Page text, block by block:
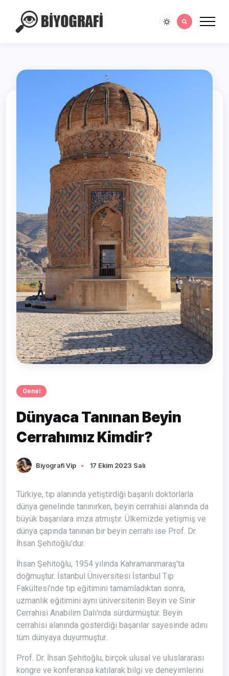
Genel
Dünyaca Tanınan Beyin
Cerrahımız Kimdir?
Biyografi Vip 17 Ekim 2023 Salı
Türkiye, tıp alanında yetiştirdiği başarılı doktorlarla
dünya genelinde tanınırken, beyin cerrahisi alanında da
büyük başarılara imza atmıştır. Ülkemizde yetişmiş ve
dünya çapında tanınan bir beyin cerrahı ise Prof. Dr.
İhsan Şehitoğlu'dur.
İhsan Şehitoğlu, 1954 yılında Kahramanmaraş'ta
doğmuştur. İstanbul Üniversitesi İstanbul Tıp
Fakültesi'nde tıp eğitimini tamamladıktan sonra,
uzmanlık eğitimini aynı üniversitenin Beyin ve Sinir
Cerrahisi Anabilim Dalı'nda sürdürmüştür. Beyin
cerrahisi alanında gösterdiği başarılar sayesinde adını
tüm dünyaya duyurmuştur.
Prof. Dr. İhsan Şehitoğlu, birçok ulusal ve uluslararası
kongre ve konferansa katılarak bilgi ve deneyimlerini